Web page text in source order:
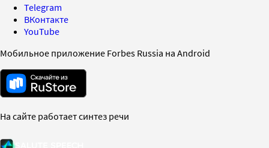
Telegram
ВКонтакте
YouTube
Мобильное приложение Forbes Russia на Android
На сайте работает синтез речи